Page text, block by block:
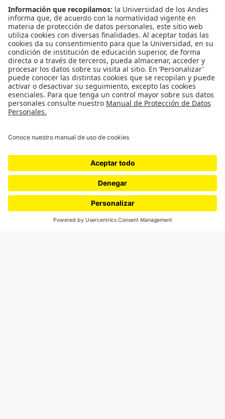
Movilización social
¿Quiénes somos?
Podcasts
Ediciones especiales
Proyectos 070
SÍGUENOS
¿Quieres escribir en 070?